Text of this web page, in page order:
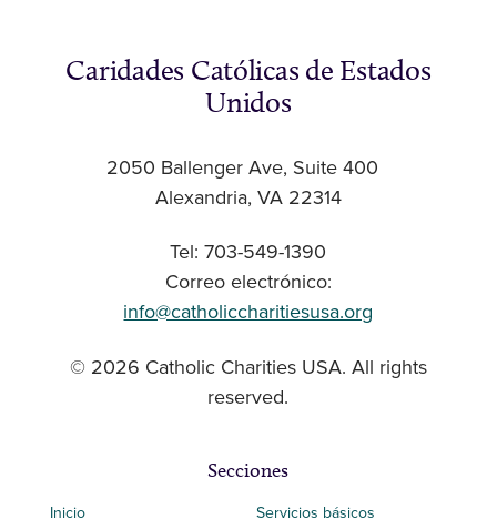
Caridades Católicas de Estados
Unidos
2050 Ballenger Ave, Suite 400
Alexandria, VA 22314
Tel: 703-549-1390
Correo electrónico:
info@catholiccharitiesusa.org
© 2026 Catholic Charities USA. All rights
reserved.
Secciones
Inicio
Servicios básicos